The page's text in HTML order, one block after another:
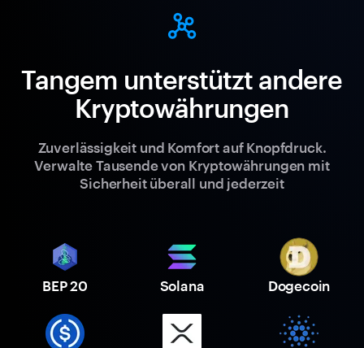
Tangem unterstützt andere
Kryptowährungen
Zuverlässigkeit und Komfort auf Knopfdruck.
Verwalte Tausende von Kryptowährungen mit
Sicherheit überall und jederzeit
BEP 20 Solana Dogecoin